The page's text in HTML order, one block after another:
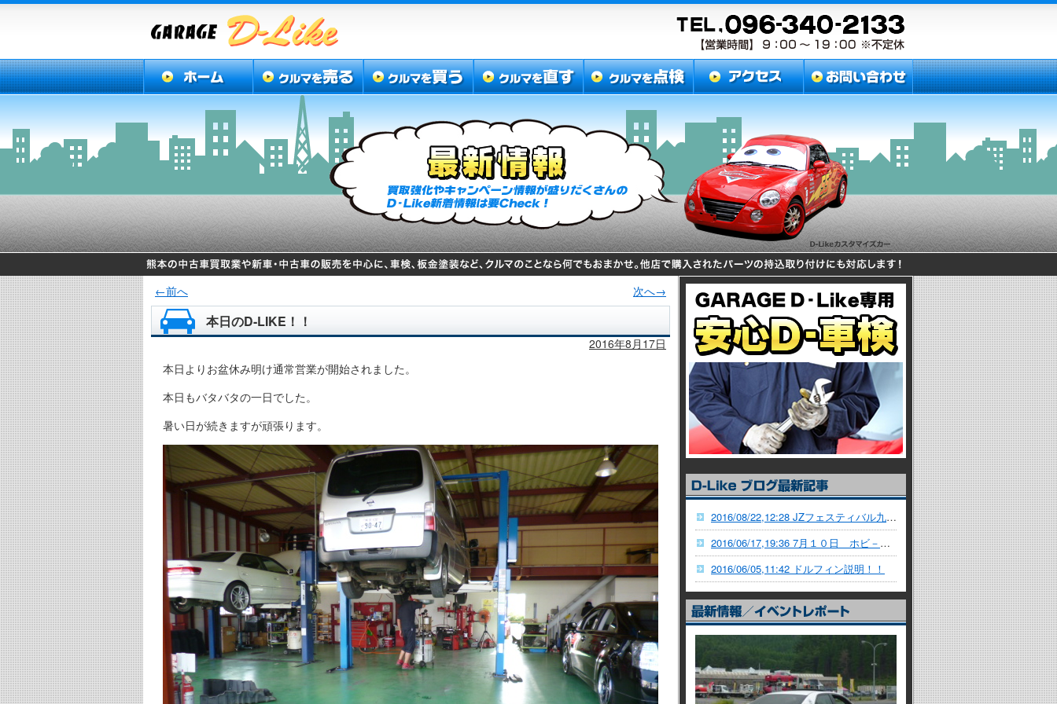
←前へ 次へ→
本日のD-LIKE！！
2016年8月17日
本日よりお盆休み明け通常営業が開始されました。
本日もバタバタの一日でした。
暑い日が続きますが頑張ります。
2016/08/22,12:28 JZフェスティバル九州！！
2016/06/17,19:36 7月１０日 ホビ－サ－キットD-LIKE
2016/06/05,11:42 ドルフィン説明！！